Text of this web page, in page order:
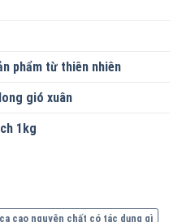
phẩm từ thiên nhiên
gió xuân
1kg
cao nguyên chất có tác dụng gì